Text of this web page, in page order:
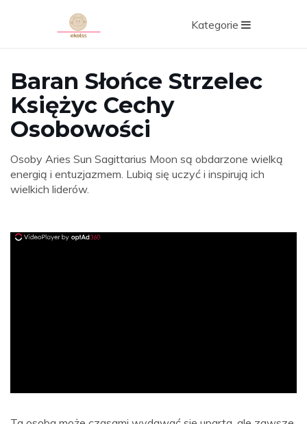
Kategorie
Baran Słońce Strzelec
Księżyc Cechy
Osobowości
Osoby Aries Sun Sagittarius Moon są obdarzone wielką
energią i entuzjazmem. Lubią się uczyć i inspirują ich
wielkich liderów.